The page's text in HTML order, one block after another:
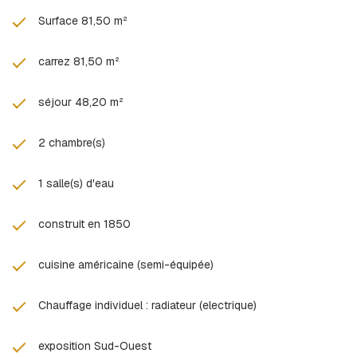
sont disponibles sur le site
Surface 81,50 m²
carrez 81,50 m²
séjour 48,20 m²
2 chambre(s)
1 salle(s) d'eau
construit en 1850
cuisine américaine (semi-équipée)
Chauffage individuel : radiateur (electrique)
exposition Sud-Ouest